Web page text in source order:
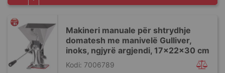
Makineri manuale për shtrydhje
domatesh me manivelë Gulliver,
inoks, ngjyrë argjendi, 17x22x30 cm
Kodi: 7006789